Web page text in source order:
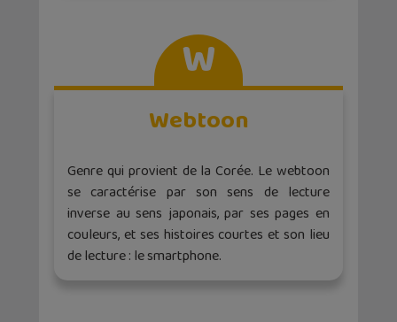
W
Webtoon
Genre qui provient de la Corée. Le webtoon
se caractérise par son sens de lecture
inverse au sens japonais, par ses pages en
couleurs, et ses histoires courtes et son lieu
de lecture : le smartphone.